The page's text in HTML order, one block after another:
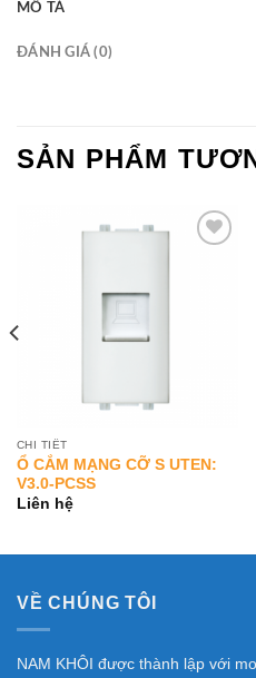
MÔ TẢ
ĐÁNH GIÁ (0)
SẢN PHẨM
CHI TIẾT
Ổ CẮM MẠNG CỠ S UTEN:
V3.0-PCSS
Liên hệ
VỀ CHÚNG TÔI
NAM KHÔI được thành lập với